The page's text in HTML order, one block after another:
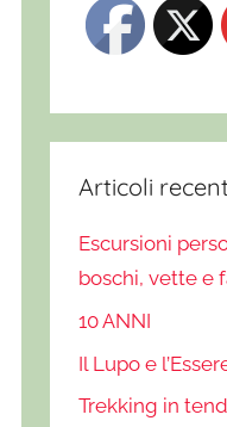
Articoli
Escursioni
boschi, vette e
10 ANNI
Il Lupo e
Trekking in